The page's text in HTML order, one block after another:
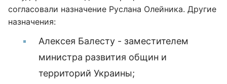
согласовали назначение Руслана Олейника. Другие
назначения:
Алексея Балесту - заместителем
министра развития общин и
территорий Украины;